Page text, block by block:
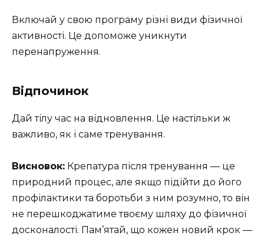
Включай у свою програму різні види фізичної
активності. Це допоможе уникнути
перенапруження.
Відпочинок
Дай тілу час на відновлення. Це настільки ж
важливо, як і саме тренування.
Висновок: Крепатура після тренування — це
природний процес, але якщо підійти до його
профілактики та боротьби з ним розумно, то він
не перешкоджатиме твоєму шляху до фізичної
досконалості. Пам’ятай, що кожен новий крок —